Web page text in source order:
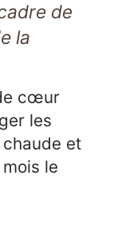
de
la
cœur
les
chaude et
le